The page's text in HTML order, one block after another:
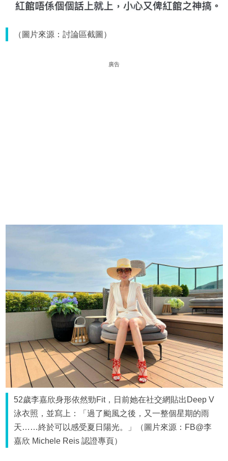
（圖片來源：討論區截圖）
廣告
52歲李嘉欣身形依然勁Fit，日前她在社交網貼出Deep V
泳衣照，並寫上：「過了颱風之後，又一整個星期的雨
天……終於可以感受夏日陽光。」（圖片來源：FB@李
嘉欣 Michele Reis 認證專頁）